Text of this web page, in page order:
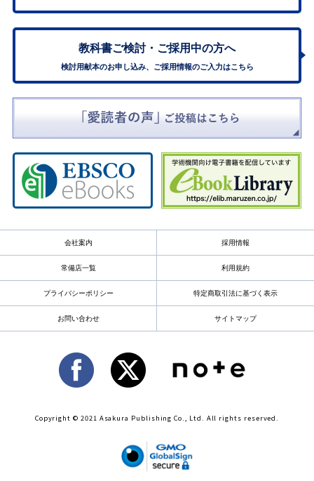
教科書ご検討・ ご採用中の方へ
検討用献本のお申し込み、ご採用情報のご入力はこちら
会社案内 採用情報
常備店一覧 利用規約
プライバシーポリシー 特定商取引法に基づく表示
お問い合わせ サイトマップ
Copyright © 2021 Asakura Publishing Co., Ltd. All rights reserved.